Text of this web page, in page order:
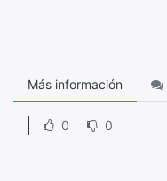
Más información
0 0